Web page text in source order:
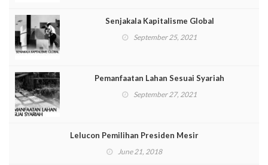
Senjakala Kapitalisme Global
September 25, 2021
Pemanfaatan Lahan Sesuai Syariah
September 27, 2021
Lelucon Pemilihan Presiden Mesir
June 21, 2018